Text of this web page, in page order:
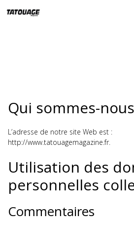
au
Qui sommes-
L’adresse de notre site Web est :
http://www.tatouagemagazine.fr.
Utilisation des
personnelles
Commentaires